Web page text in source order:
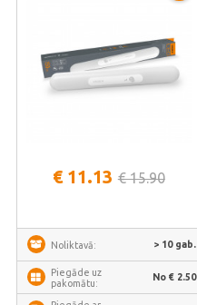
€ 11.13 € 15.90
Noliktavā: > 10 gab.
Piegāde uz
pakomātu:
No € 2.50